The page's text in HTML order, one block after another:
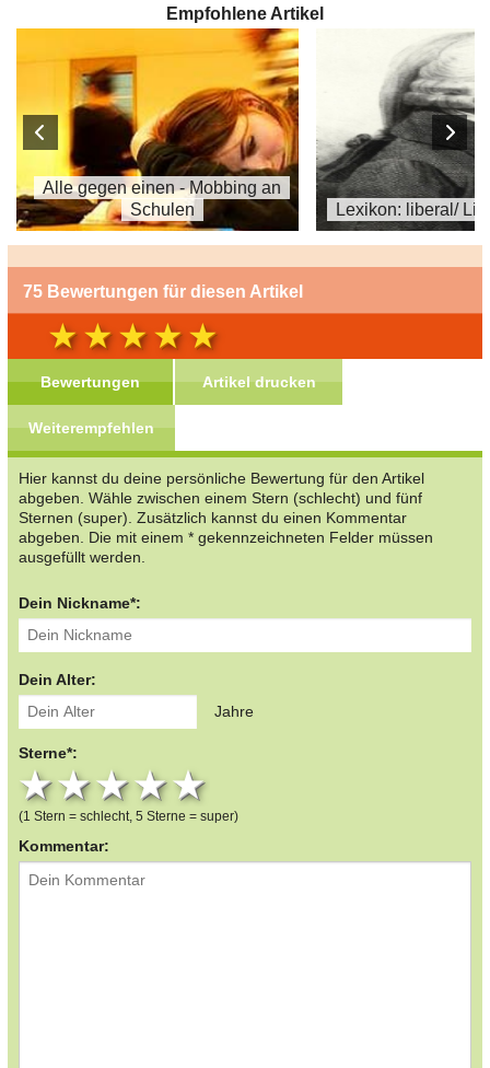
Empfohlene Artikel
Alle gegen einen - Mobbing an
Schulen
Lexikon: liberal/
75 Bewertungen für diesen Artikel
Bewertungen Artikel drucken
Weiterempfehlen
Hier kannst du deine persönliche Bewertung für den Artikel
abgeben. Wähle zwischen einem Stern (schlecht) und fünf
Sternen (super). Zusätzlich kannst du einen Kommentar
abgeben. Die mit einem * gekennzeichneten Felder müssen
ausgefüllt werden.
Dein Nickname*:
Dein Alter:
Jahre
Sterne*:
4 stars
3 stars
2 stars
1 star
(1 Stern = schlecht, 5 Sterne = super)
Kommentar: